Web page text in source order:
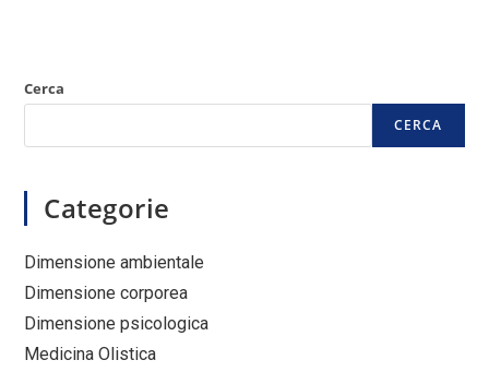
Cerca
CERCA
Categorie
Dimensione ambientale
Dimensione corporea
Dimensione psicologica
Medicina Olistica